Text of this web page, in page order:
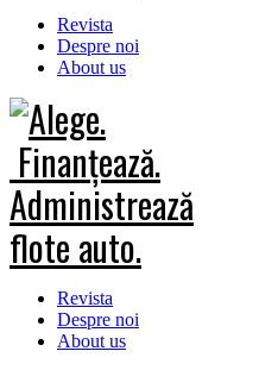
Revista
Despre noi
About us
Revista
Despre noi
About us